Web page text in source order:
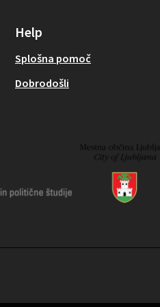
Help
Splošna pomoč
Dobrodošli